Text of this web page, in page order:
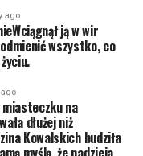
ago
ją w wir
wszystko, co
miasteczku na
dłużej niż
Kowalskich budziła